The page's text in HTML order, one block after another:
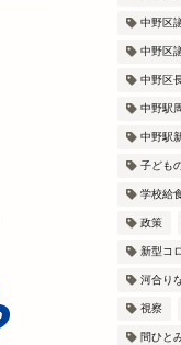
中野区
中野区
中野区
中野駅
中野駅
子ども
学校給
政策
新型コ
河合り
視察
間ひと